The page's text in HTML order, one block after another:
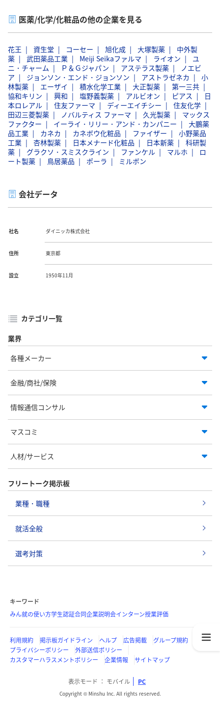
医薬/化学/化粧品の他の企業を見る
花王 資生堂 コーセー 旭化成 大塚製薬
中外製
薬
武田薬品工業 Meiji Seikaファルマ ライオン
ユ
ニ・チャーム
Ｐ＆Ｇジャパン アステラス製薬
ノエビ
ア
ジョンソン・エンド・ジョンソン アストラゼネカ
小
林製薬
エーザイ 積水化学工業 大正製薬
第一三共
協和キリン
興和 塩野義製薬 アルビオン ピアス
日
本ロレアル
住友ファーマ ディーエイチシー
住友化学
田辺三菱製薬
ノバルティス ファーマ 久光製薬
マックス
ファクター
イーライ・リリー・アンド・カンパニー
大鵬薬
品工業
カネカ カネボウ化粧品 ファイザー
小野薬品
工業
杏林製薬 日本メナード化粧品 日本新薬
科研製
薬
グラクソ・スミスクライン ファンケル マルホ
ロ
ート製薬
鳥居薬品 ポーラ ミルボン
会社データ
社名 ダイニッカ株式会社
住所 東京都
設立 1950年11月
カテゴリ一覧
業界
各種メーカー
金融/商社/保険
情報通信コンサル
マスコミ
人材/サービス
フリートーク掲示板
業種・職種
就活全般
選考対策
キーワード
みん就の使い方学生認証合同企業説明会インターン授業評価
利用規約 掲示板ガイドライン ヘルプ 広告掲載
グループ規約
プライバシーポリシー
外部送信ポリシー
カスタマーハラスメントポリシー
企業情報 サイトマップ
表示モード モバイル PC
Copyright © Minshu Inc. All rights reserved.